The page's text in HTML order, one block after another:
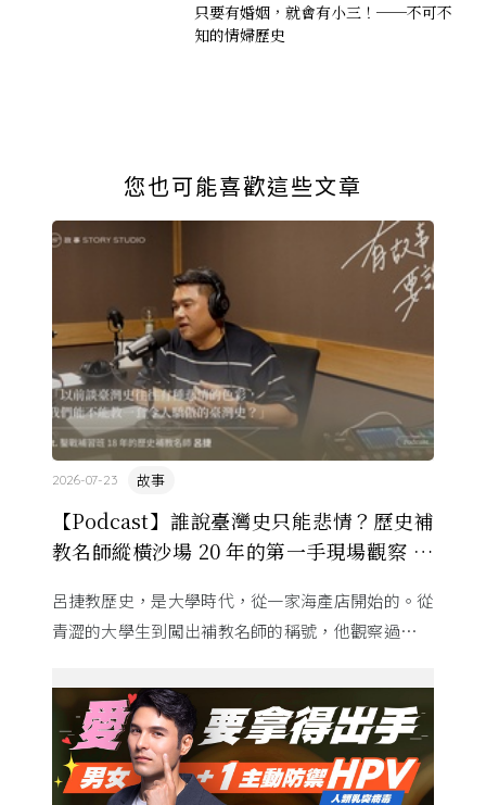
只要有婚姻，就會有小三！──不可不
知的情婦歷史
您也可能喜歡這些文章
【Podcast】誰說臺灣史只能悲情？歷史補
教名師縱橫沙場 20 年的第一手現場觀察 ft.
故事
2026-07-23
呂捷教歷史，是大學時代，從一家海產店開始的。從
青澀的大學生到闖出補教名師的稱號，他觀察過幾十
裡幾乎沒有臺灣史，一路 ...